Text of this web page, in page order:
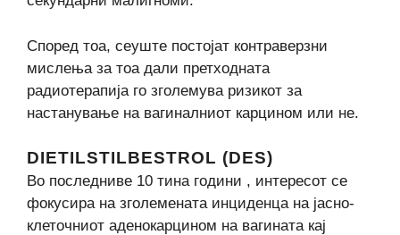
Според тоа, сеуште постојат контраверзни
мислења за тоа дали претходната
радиотерапија го зголемува ризикот за
настанување на вагиналниот карцином или не.
DIETILSTILBESTROL (DES)
Во последниве 10 тина години , интересот се
фокусира на зголемената инциденца на јасно-
клеточниот аденокарцином на вагината кај